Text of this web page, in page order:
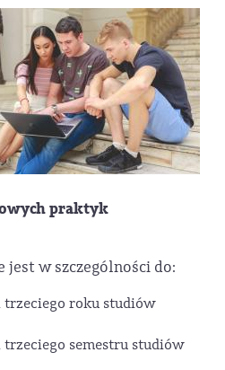
praktyk
w szczególności do:
roku studiów
semestru studiów